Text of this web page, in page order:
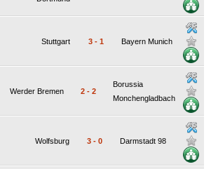
Stuttgart 3 - 1 Bayern Munich
Werder Bremen 2 - 2
Borussia
Monchengladbach
Wolfsburg 3 - 0 Darmstadt 98